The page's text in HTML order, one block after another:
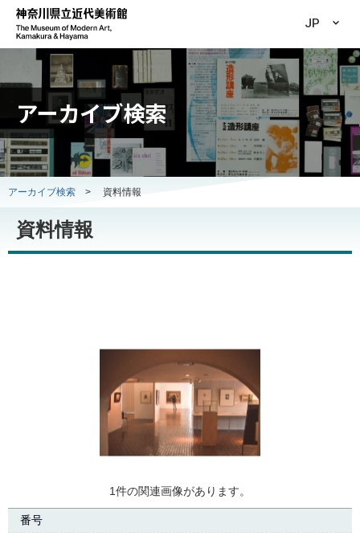
JP
アーカイブ検索
アーカイブ検索 > 資料情報
資料情報
1件の関連画像があります。
番号